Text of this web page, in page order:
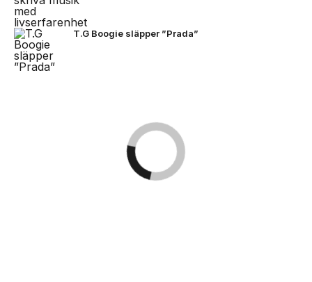
T.G Boogie släpper ”Prada”